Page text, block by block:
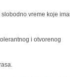
vreme koje
i otvorenog